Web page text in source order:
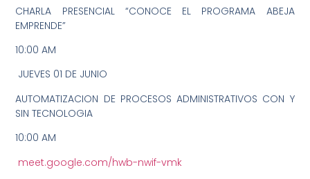
CHARLA PRESENCIAL “CONOCE EL PROGRAMA ABEJA
EMPRENDE”
10:00 AM
️ JUEVES 01 DE JUNIO
AUTOMATIZACION DE PROCESOS ADMINISTRATIVOS CON Y
SIN TECNOLOGIA
10:00 AM
meet.google.com/hwb-nwif-vmk